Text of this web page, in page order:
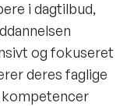
i dagtilbud,
og fokuseret
deres faglige
kompetencer